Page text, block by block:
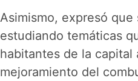
Asimismo, expresó que
estudiando temáticas
habitantes de la capital
mejoramiento del